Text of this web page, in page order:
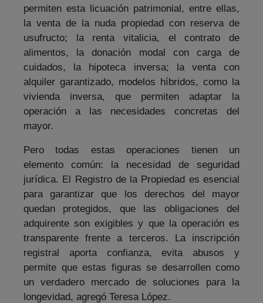
permiten esta licuación patrimonial, entre ellas,
la venta de la nuda propiedad con reserva de
usufructo; la renta vitalicia, el contrato de
alimentos, la donación modal con carga de
cuidados, la hipoteca inversa; la venta con
alquiler garantizado, modelos híbridos, como la
vivienda inversa, que permiten adaptar la
operación a las necesidades concretas del
mayor.
Pero todas estas operaciones tienen un
elemento común: la necesidad de seguridad
jurídica. El Registro de la Propiedad es esencial
para garantizar que los derechos del mayor
quedan protegidos, que las obligaciones del
adquirente son exigibles y que la operación es
transparente frente a terceros. La inscripción
registral aporta confianza, evita abusos y
permite que estas figuras se desarrollen como
un verdadero mercado de soluciones para la
longevidad, agregó Teresa López.